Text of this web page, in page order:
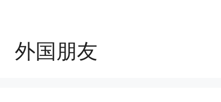
外国朋友